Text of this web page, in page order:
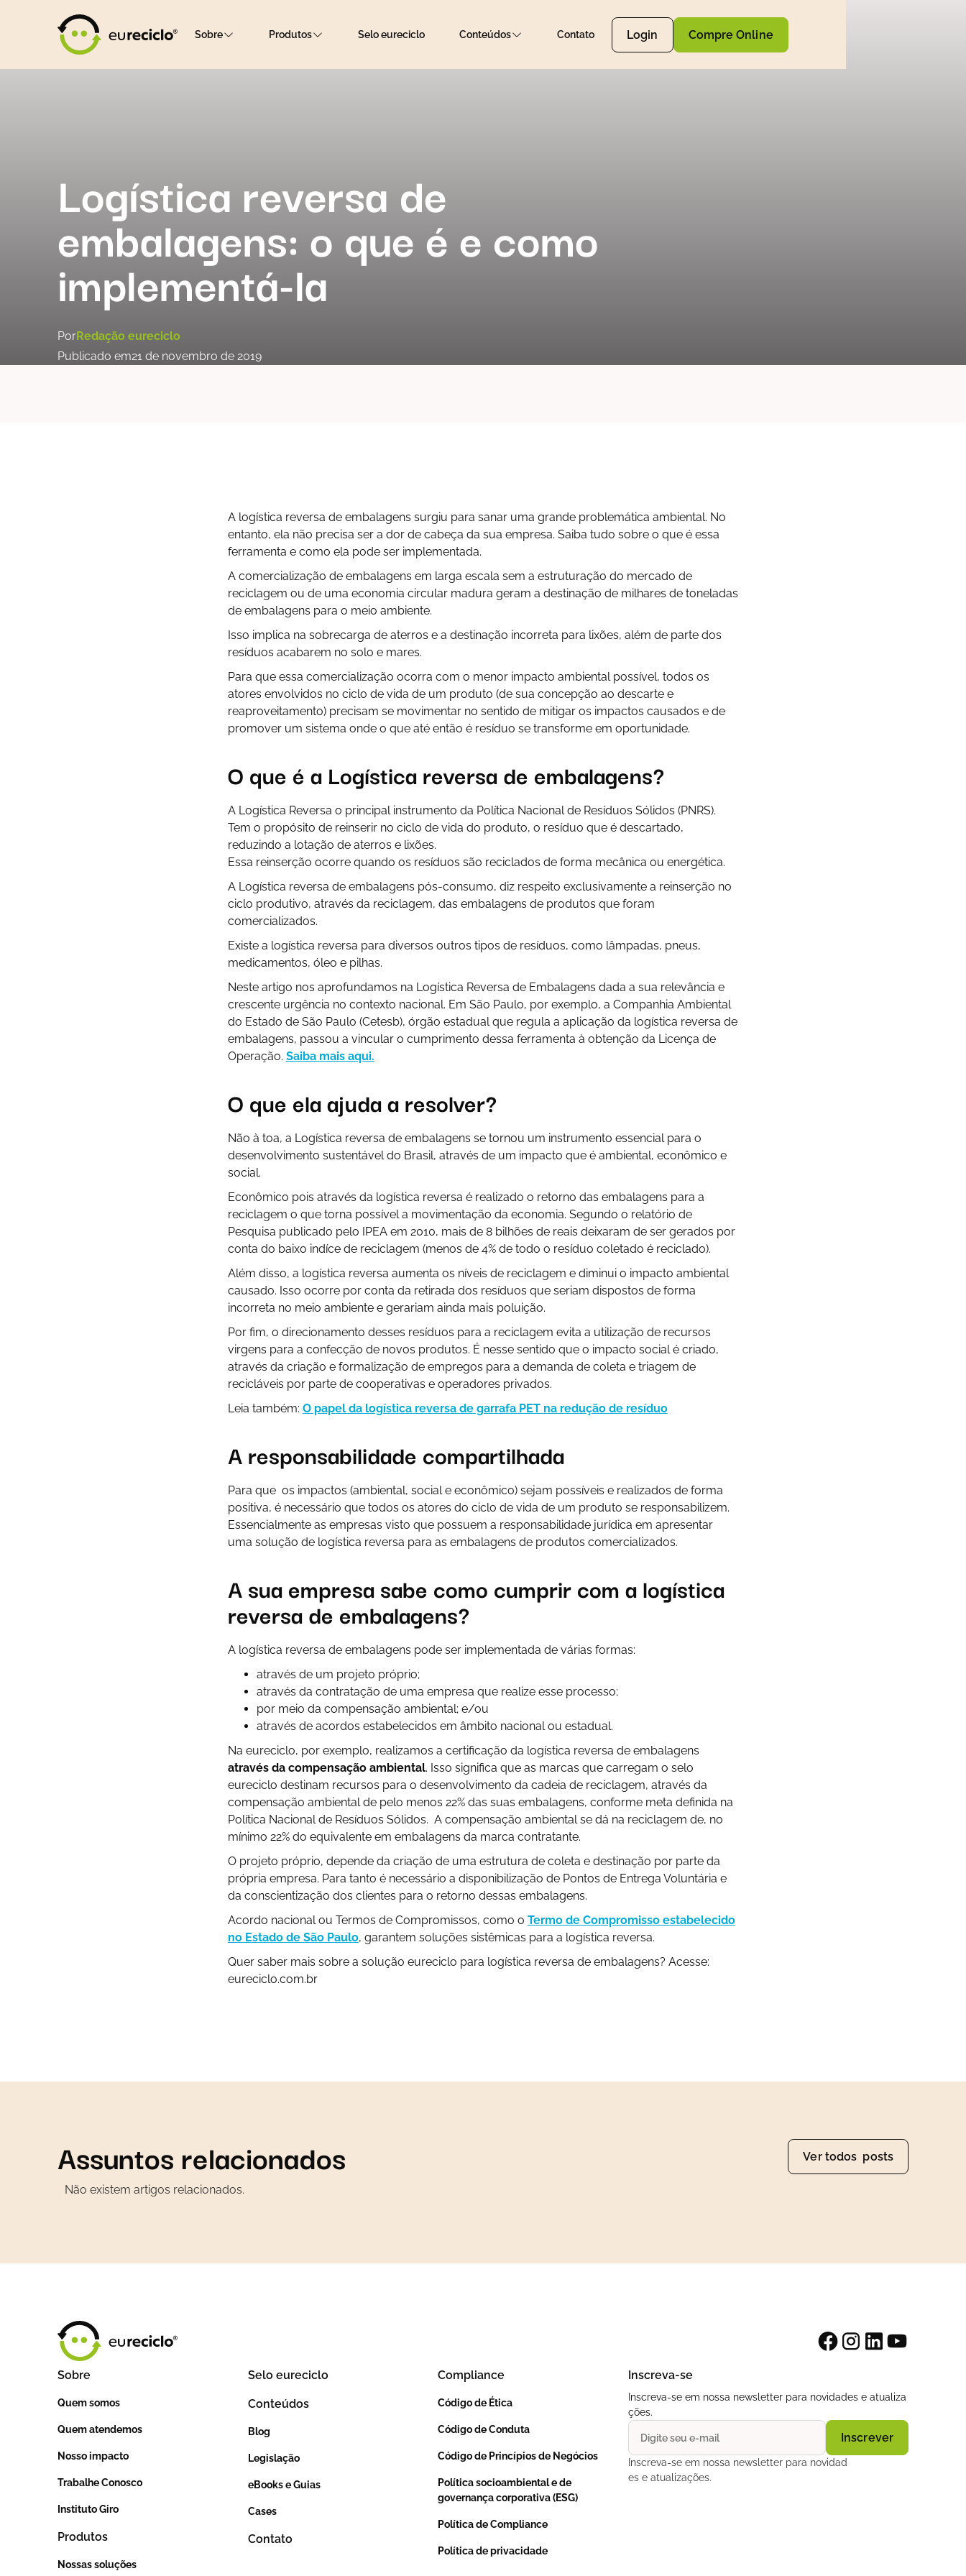
Sobre Produtos Selo eureciclo Conteúdos Contato Login Compre Online
Logística reversa de
embalagens: o que é e como
implementá-la
PorRedação eureciclo
Publicado em21 de novembro de 2019
A logística reversa de embalagens surgiu para sanar uma grande problemática ambiental. No
entanto, ela não precisa ser a dor de cabeça da sua empresa. Saiba tudo sobre o que é essa
ferramenta e como ela pode ser implementada.
A comercialização de embalagens em larga escala sem a estruturação do mercado de
reciclagem ou de uma economia circular madura geram a destinação de milhares de toneladas
de embalagens para o meio ambiente.
Isso implica na sobrecarga de aterros e a destinação incorreta para lixões, além de parte dos
resíduos acabarem no solo e mares.
Para que essa comercialização ocorra com o menor impacto ambiental possível, todos os
atores envolvidos no ciclo de vida de um produto (de sua concepção ao descarte e
reaproveitamento) precisam se movimentar no sentido de mitigar os impactos causados e de
promover um sistema onde o que até então é resíduo se transforme em oportunidade.
O que é a Logística reversa de embalagens?
A Logística Reversa o principal instrumento da Política Nacional de Resíduos Sólidos (PNRS).
Tem o propósito de reinserir no ciclo de vida do produto, o resíduo que é descartado,
reduzindo a lotação de aterros e lixões.
Essa reinserção ocorre quando os resíduos são reciclados de forma mecânica ou energética.
A Logística reversa de embalagens pós-consumo, diz respeito exclusivamente a reinserção no
ciclo produtivo, através da reciclagem, das embalagens de produtos que foram
comercializados.
Existe a logística reversa para diversos outros tipos de resíduos, como lâmpadas, pneus,
medicamentos, óleo e pilhas.
Neste artigo nos aprofundamos na Logística Reversa de Embalagens dada a sua relevância e
crescente urgência no contexto nacional. Em São Paulo, por exemplo, a Companhia Ambiental
do Estado de São Paulo (Cetesb), órgão estadual que regula a aplicação da logística reversa de
embalagens, passou a vincular o cumprimento dessa ferramenta à obtenção da Licença de
Operação. Saiba mais aqui.
O que ela ajuda a resolver?
Não à toa, a Logística reversa de embalagens se tornou um instrumento essencial para o
desenvolvimento sustentável do Brasil, através de um impacto que é ambiental, econômico e
social.
Econômico pois através da logística reversa é realizado o retorno das embalagens para a
reciclagem o que torna possível a movimentação da economia. Segundo o relatório de
Pesquisa publicado pelo IPEA em 2010, mais de 8 bilhões de reais deixaram de ser gerados por
conta do baixo indíce de reciclagem (menos de 4% de todo o resíduo coletado é reciclado).
Além disso, a logística reversa aumenta os níveis de reciclagem e diminui o impacto ambiental
causado. Isso ocorre por conta da retirada dos resíduos que seriam dispostos de forma
incorreta no meio ambiente e gerariam ainda mais poluição.
Por fim, o direcionamento desses resíduos para a reciclagem evita a utilização de recursos
virgens para a confecção de novos produtos. É nesse sentido que o impacto social é criado,
através da criação e formalização de empregos para a demanda de coleta e triagem de
recicláveis por parte de cooperativas e operadores privados.
Leia também: O papel da logística reversa de garrafa PET na redução de resíduo
A responsabilidade compartilhada
Para que os impactos (ambiental, social e econômico) sejam possíveis e realizados de forma
positiva, é necessário que todos os atores do ciclo de vida de um produto se responsabilizem.
Essencialmente as empresas visto que possuem a responsabilidade jurídica em apresentar
uma solução de logística reversa para as embalagens de produtos comercializados.
A sua empresa sabe como cumprir com a logística
reversa de embalagens?
A logística reversa de embalagens pode ser implementada de várias formas:
através de um projeto próprio;
através da contratação de uma empresa que realize esse processo;
por meio da compensação ambiental; e/ou
através de acordos estabelecidos em âmbito nacional ou estadual.
Na eureciclo, por exemplo, realizamos a certificação da logística reversa de embalagens
através da compensação ambiental. Isso significa que as marcas que carregam o selo
eureciclo destinam recursos para o desenvolvimento da cadeia de reciclagem, através da
compensação ambiental de pelo menos 22% das suas embalagens, conforme meta definida na
Política Nacional de Resíduos Sólidos. A compensação ambiental se dá na reciclagem de, no
mínimo 22% do equivalente em embalagens da marca contratante.
O projeto próprio, depende da criação de uma estrutura de coleta e destinação por parte da
própria empresa. Para tanto é necessário a disponibilização de Pontos de Entrega Voluntária e
da conscientização dos clientes para o retorno dessas embalagens.
Acordo nacional ou Termos de Compromissos, como o Termo de Compromisso estabelecido
no Estado de São Paulo, garantem soluções sistêmicas para a logística reversa.
Quer saber mais sobre a solução eureciclo para logística reversa de embalagens? Acesse:
eureciclo.com.br
Assuntos relacionados Ver todos posts
Não existem artigos relacionados.
Sobre
Quem somos
Quem atendemos
Nosso impacto
Trabalhe Conosco
Instituto Giro
Produtos
Nossas soluções
Selo eureciclo
Conteúdos
Blog
Legislação
eBooks e Guias
Cases
Contato
Compliance
Código de Ética
Código de Conduta
Código de Princípios de Negócios
Política socioambiental e de
governança corporativa (ESG)
Política de Compliance
Política de privacidade
Inscreva-se
Inscreva-se em nossa newsletter para novidades e atualiza
ções.
Inscreva-se em nossa newsletter para novidad
es e atualizações.